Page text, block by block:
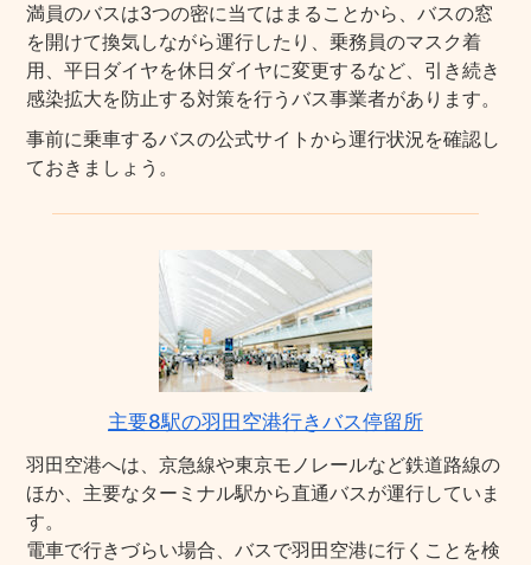
満員のバスは3つの密に当てはまることから、バスの窓
を開けて換気しながら運行したり、乗務員のマスク着
用、平日ダイヤを休日ダイヤに変更するなど、引き続き
感染拡大を防止する対策を行うバス事業者があります。
事前に乗車するバスの公式サイトから運行状況を確認し
ておきましょう。
主要8駅の羽田空港行きバス停留所
羽田空港へは、京急線や東京モノレールなど鉄道路線の
ほか、主要なターミナル駅から直通バスが運行していま
す。
電車で行きづらい場合、バスで羽田空港に行くことを検